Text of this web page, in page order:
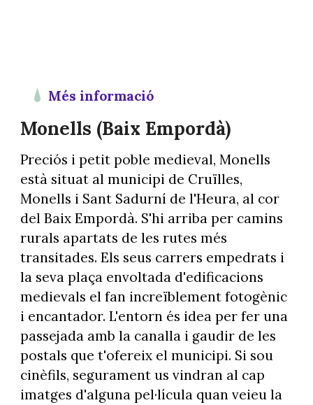
Més informació
Monells (Baix Empordà)
Preciós i petit poble medieval, Monells
està situat al municipi de Cruïlles,
Monells i Sant Sadurní de l'Heura, al cor
del Baix Empordà. S'hi arriba per camins
rurals apartats de les rutes més
transitades. Els seus carrers empedrats i
la seva plaça envoltada d'edificacions
medievals el fan increïblement fotogènic
i encantador. L'entorn és idea per fer una
passejada amb la canalla i gaudir de les
postals que t'ofereix el municipi. Si sou
cinèfils, segurament us vindran al cap
imatges d'alguna pel·lícula quan veieu la